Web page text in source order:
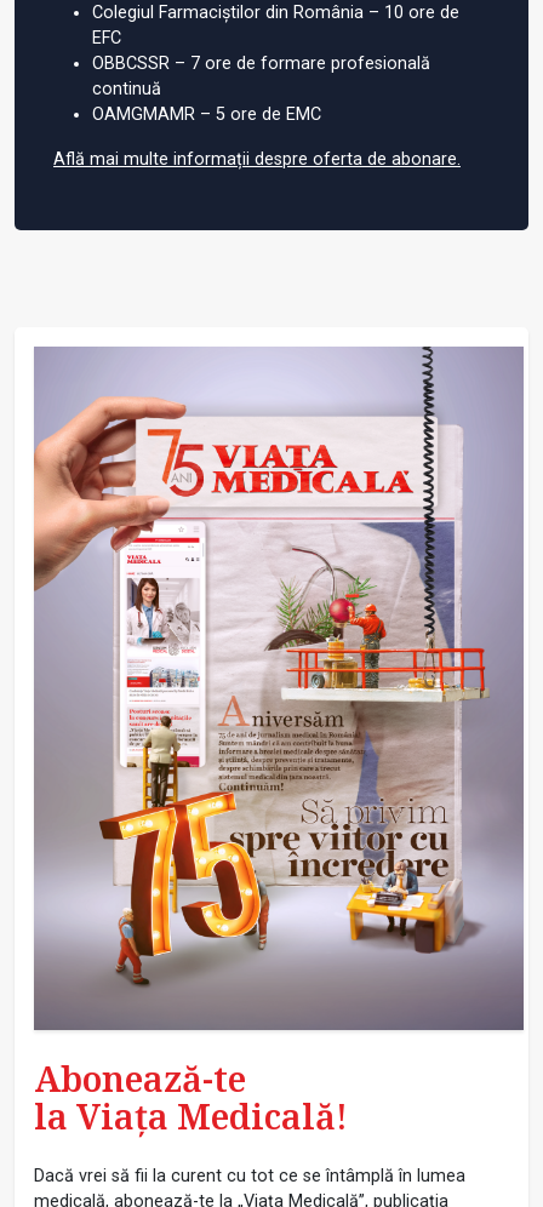
Colegiul Farmaciștilor din România – 10 ore de
EFC
OBBCSSR – 7 ore de formare profesională
continuă
OAMGMAMR – 5 ore de EMC
Află mai multe informații despre oferta de abonare.
Abonează-te
la Viața Medicală!
Dacă vrei să fii la curent cu tot ce se întâmplă în lumea
medicală, abonează-te la „Viața Medicală”, publicația